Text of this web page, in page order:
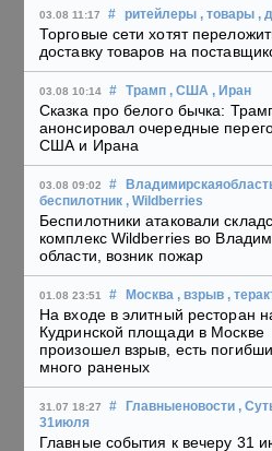
03.08 11:17 # ритейлеры , товары ,
Торговые сети хотят
доставку товаров на
03.08 10:14 # Трамп , США , Иран
Сказка про белого бычка:
анонсировал очередные
США и Ирана
03.08 09:02 #
беспилотник , Wildberries
Беспилотники атаковали
комплекс Wildberries во
области, возник пожар
01.08 23:51 # Москва , взрыв ,
На входе в элитный ресторан
Кудринской площади в Москве
произошел взрыв, есть
много раненых
31.07 18:27 # Главныеновости ,
31июля
Главные события к вечеру 31